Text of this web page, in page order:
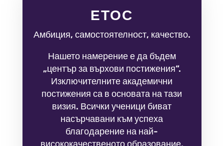
ЕТОС
Амбиция, самостоятелност, качество.
Нашето намерение е да бъдем
„център за върхови постижения“.
Изключителните академични
постижения са в основата на тази
визия. Всички ученици биват
насърчавани към успеха
благодарение на най-